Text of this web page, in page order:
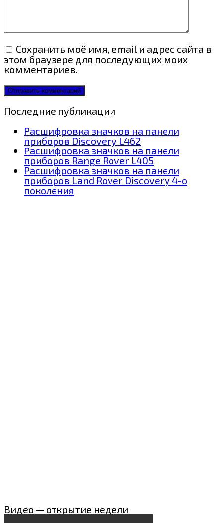
Сохранить моё имя, email и адрес сайта в
этом браузере для последующих моих
комментариев.
Последние публикации
Расшифровка значков на панели
приборов Discovery L462
Расшифровка значков на панели
приборов Range Rover L405
Расшифровка значков на панели
приборов Land Rover Discovery 4-о
поколения
Видео — открытие недели